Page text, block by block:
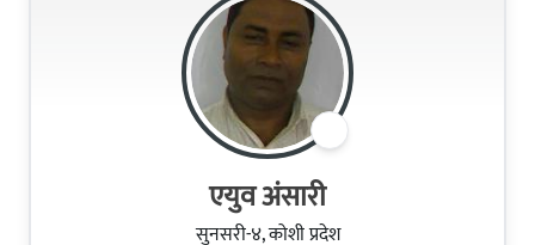
एयुव अंसारी
सुनसरी-४, कोशी प्रदेश